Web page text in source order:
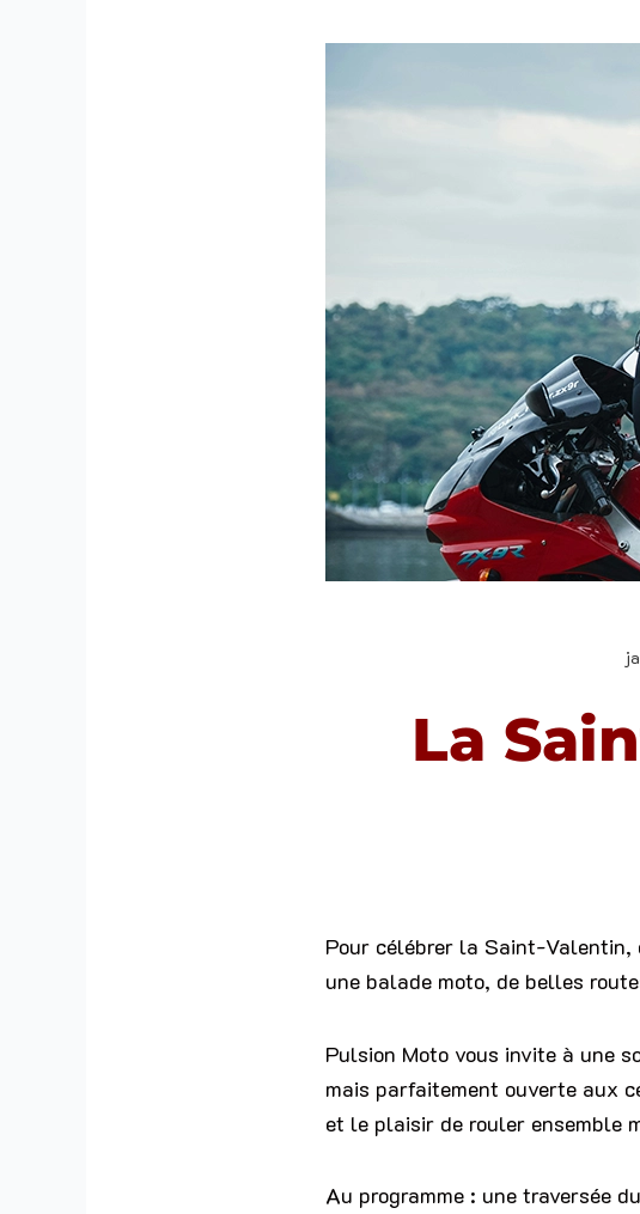
La
Pour célébrer la Saint-Valentin,
une balade moto, de belles
Pulsion Moto vous invite à une
mais parfaitement ouverte aux
et le plaisir de rouler ensemble
Au programme : une traversée